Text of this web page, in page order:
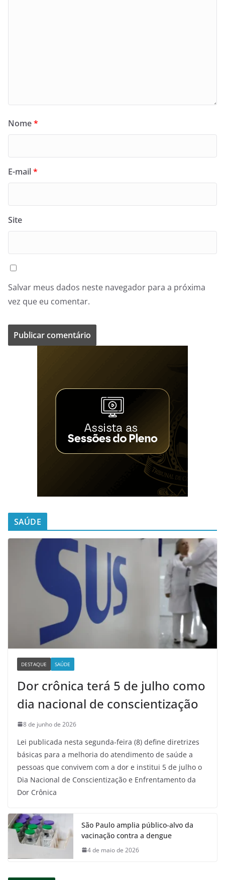
Nome*
E-mail*
Site
Salvar meus dados neste navegador para a próxima
vez que eu comentar.
SAÚDE
DESTAQUE SAÚDE
Dor crônica terá 5 de julho como
dia nacional de conscientização
8 de junho de 2026
Lei publicada nesta segunda-feira (8) define diretrizes
básicas para a melhoria do atendimento de saúde a
pessoas que convivem com a dor e institui 5 de julho o
Dia Nacional de Conscientização e Enfrentamento da
Dor Crônica
São Paulo amplia público-alvo da
vacinação contra a dengue
4 de maio de 2026